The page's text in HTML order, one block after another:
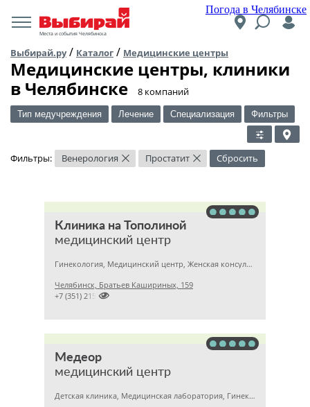
Погода в Челябинске
Места и события Челябинска
Выбирай.ру/ Каталог / Медицинские центры
Медицинские центры, клиники
в Челябинске
​8 компаний
Тип медучреждения Лечение Специализация Фильтры
Фильтры: Венерология × Простатит × Сбросить
Клиника на Тополиной
медицинский центр
Гинекология, Медицинский центр, Женская консультация
Челябинск, Братьев Кашириных, 159

+7 (351) 2150573
Медеор
медицинский центр
Детская клиника, Медицинская лаборатория, Гинекология